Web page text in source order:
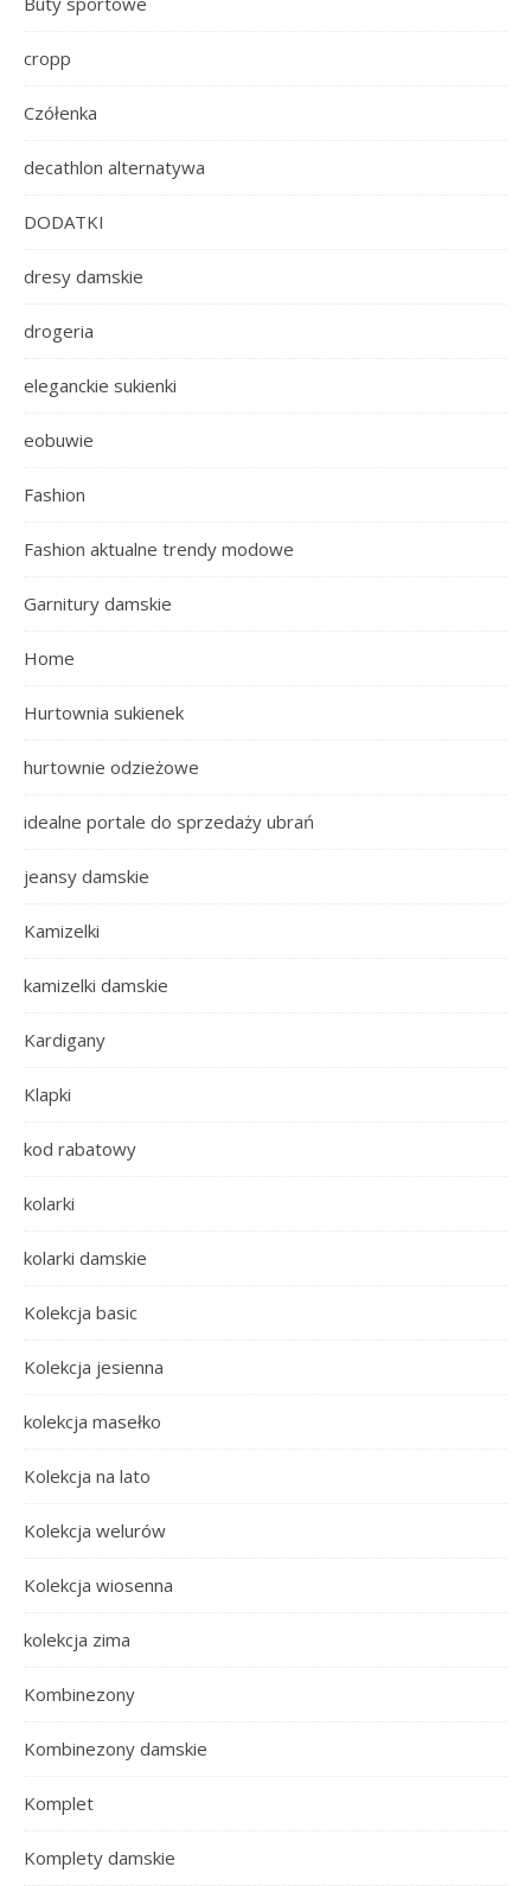
cropp
Czółenka
decathlon alternatywa
DODATKI
dresy damskie
drogeria
eleganckie sukienki
eobuwie
Fashion
Fashion aktualne trendy modowe
Garnitury damskie
Home
Hurtownia sukienek
hurtownie odzieżowe
idealne portale do sprzedaży ubrań
jeansy damskie
Kamizelki
kamizelki damskie
Kardigany
Klapki
kod rabatowy
kolarki
kolarki damskie
Kolekcja basic
Kolekcja jesienna
kolekcja masełko
Kolekcja na lato
Kolekcja welurów
Kolekcja wiosenna
kolekcja zima
Kombinezony
Kombinezony damskie
Komplet
Komplety damskie